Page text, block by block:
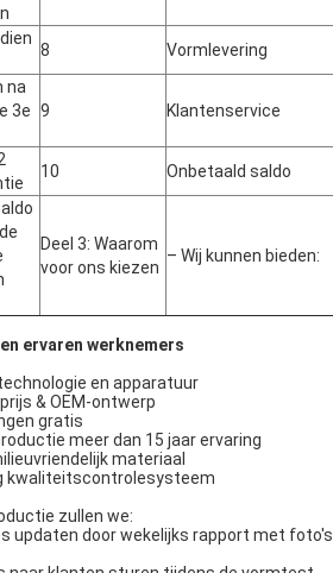
8
Vormlevering
na
3e 9 Klantenservice
10
Onbetaald saldo
Deel 3: Waarom
voor ons kiezen
– Wij kunnen bieden:
ervaren werknemers
en apparatuur
& OEM-ontwerp
gratis
meer dan 15 jaar ervaring
materiaal
kwaliteitscontrolesysteem
zullen we:
updaten door wekelijks rapport met foto's